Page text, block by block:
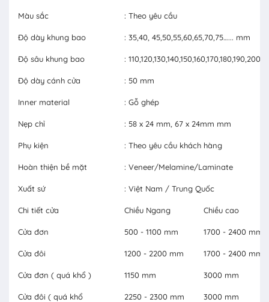
Màu sắc : Theo yêu cầu
Độ dày khung bao : 35,40, 45,50,55,60,65,70,75…... mm
Độ sâu khung bao :
Độ dày cánh cửa : 50 mm
Inner material : Gỗ ghép
Nẹp chỉ : 58 x 24 mm, 67 x 24mm mm
Phụ kiện : Theo yêu cầu khách hàng
Hoàn thiện bề mặt : Veneer/Melamine/Laminate
Xuất sứ : Việt Nam / Trung Quốc
Chi tiết cửa Chiều Ngang Chiều cao
Cửa đơn 500 - 1100 mm 1700 - 2400 mm
Cửa đôi 1200 - 2200 mm 1700 - 2400 mm
Cửa đơn ( quá khổ ) 1150 mm 3000 mm
Cửa đôi ( quá khổ 2250 - 2300 mm 3000 mm